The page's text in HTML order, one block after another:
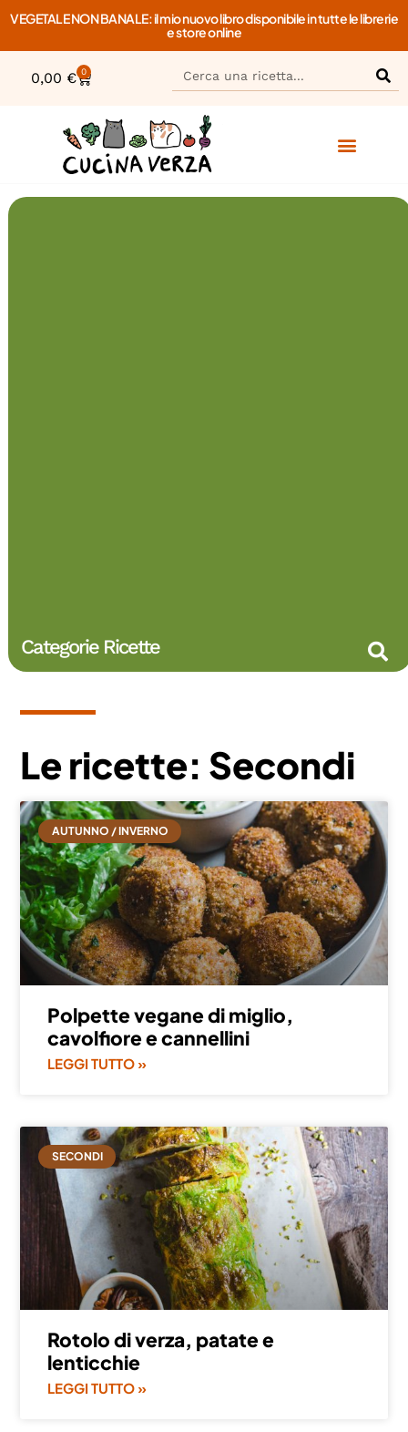
VEGETALE NON BANALE: il mio nuovo libro disponibile in tutte le librerie
e store online
0,00 € 0
Categorie Ricette
Le ricette: Secondi
AUTUNNO / INVERNO
Polpette vegane di miglio,
cavolfiore e cannellini
LEGGI TUTTO »
SECONDI
Rotolo di verza, patate e
lenticchie
LEGGI TUTTO »